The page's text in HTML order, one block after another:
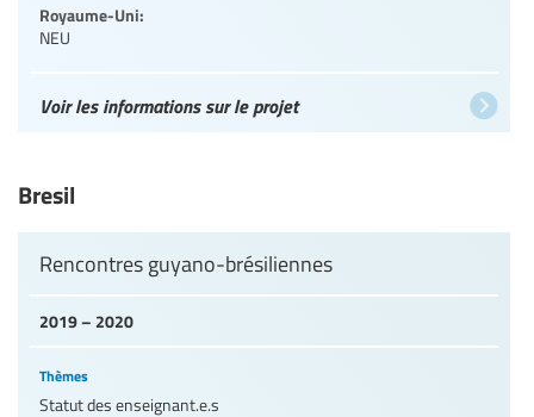
Royaume-Uni:
NEU
Voir les informations sur le projet
Bresil
2019 – 2020
Rencontres guyano-brésiliennes
Thèmes
Statut des enseignant.e.s